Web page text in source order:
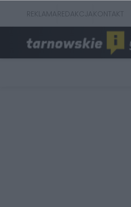
REKLAMAREDAKCJAKONTAKT